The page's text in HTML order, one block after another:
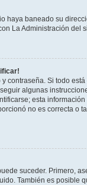
haya baneado su
La Administración del
contraseña. Si todo
algunas
esta
no es correcta o
suceder. Primero,
También es posible